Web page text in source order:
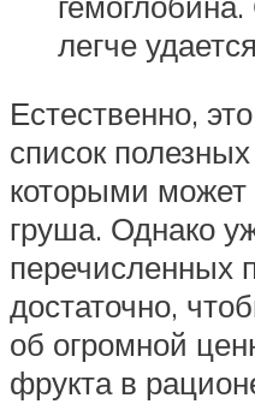
легче
Естественно,
список
которыми может
груша. Однако
перечисленных
достаточно,
об огромной
фрукта в